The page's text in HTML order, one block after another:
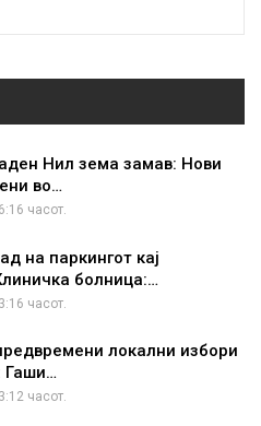
Нил зема замав: Нови
во…
часот.
на паркингот кај
болница:…
часот.
локални избори
Гаши…
часот.